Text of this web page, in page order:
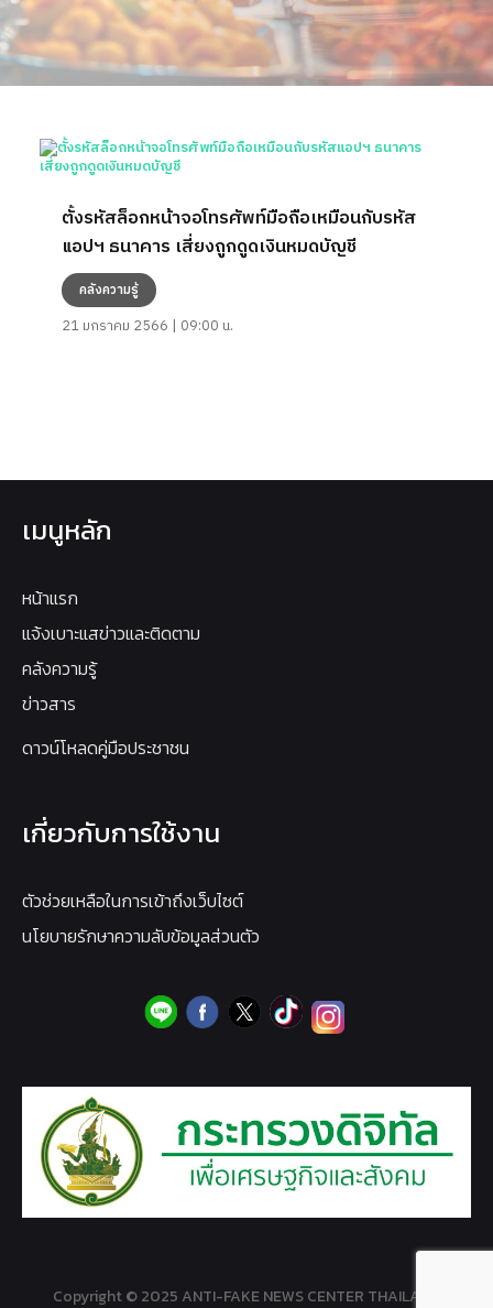
ตั้งรหัสล็อกหน้าจอโทรศัพท์มือถือเหมือนกับรหัส
แอปฯ ธนาคาร เสี่ยงถูกดูดเงินหมดบัญชี
คลังความรู้
21 มกราคม 2566 | 09:00 น.
เมนูหลัก
หน้าแรก
แจ้งเบาะแสข่าวและติดตาม
คลังความรู้
ข่าวสาร
ดาวน์โหลดคู่มือประชาชน
เกี่ยวกับการใช้งาน
ตัวช่วยเหลือในการเข้าถึงเว็บไซต์
นโยบายรักษาความลับข้อมูลส่วนตัว
Copyright © 2025 ANTI-FAKE NEWS CENTER THAILAND